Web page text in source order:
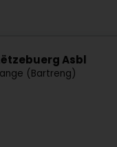
Asbl
(Bartreng)